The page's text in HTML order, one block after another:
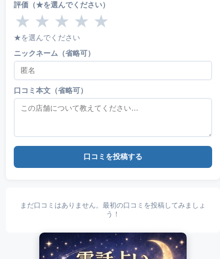
評価（★を選んでください）
★ ★ ★ ★ ★
★を選んでください
ニックネーム（省略可）
口コミ本文（省略可）
口コミを投稿する
まだ口コミはありません。最初の口コミを投稿してみましょ
う！